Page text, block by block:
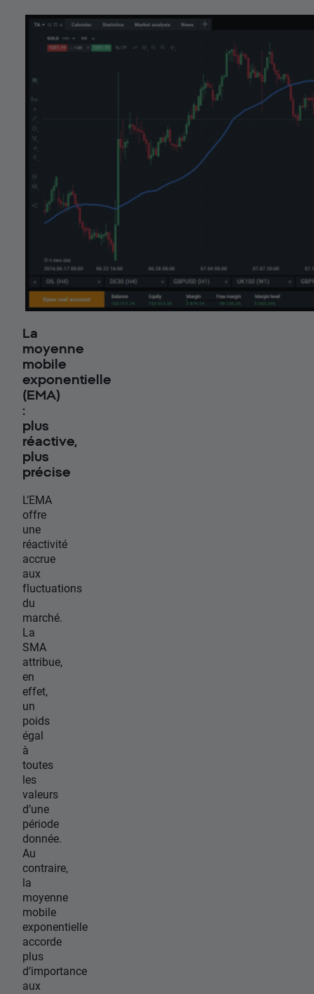
La
moyenne
mobile
exponentielle
(EMA)
:
plus
réactive,
plus
précise
L’EMA
offre
une
réactivité
accrue
aux
fluctuations
du
marché.
La
SMA
attribue,
en
effet,
un
poids
égal
à
toutes
les
valeurs
d’une
période
donnée.
Au
contraire,
la
moyenne
mobile
exponentielle
accorde
plus
d’importance
aux